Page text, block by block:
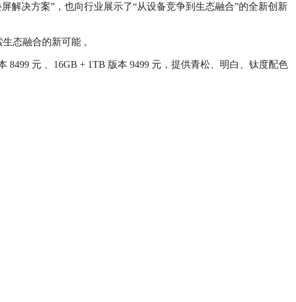
解决方案”，也向行业展示了“从设备竞争到生态融合”的全新创新
态融合的新可能 。
8499 元 、16GB + 1TB 版本 9499 元，提供青松、明白、钛度配色